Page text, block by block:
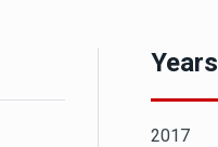
Years
2017